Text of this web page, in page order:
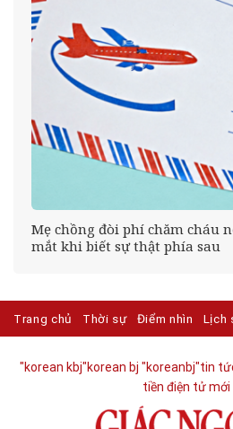
Mẹ chồng đòi phí chăm cháu
mắt khi biết sự thật phía sau
Trang chủ Thời sự Điểm nhìn Lịch
"korean kbj​"korean bj "koreanbj​"tin
tiền điện tử